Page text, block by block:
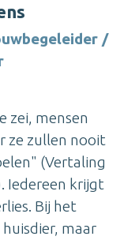
/
zei, mensen
ze zullen nooit
(Vertaling
Iedereen krijgt
Bij het
maar